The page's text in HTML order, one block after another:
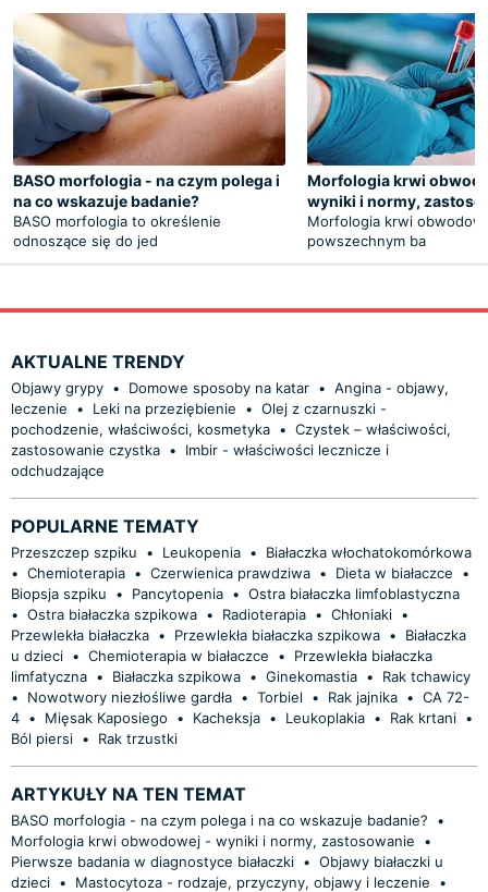
BASO morfologia - na czym polega i
na co wskazuje badanie?
BASO morfologia to określenie
odnoszące się do jed
Morfologia krwi
wyniki i normy,
Morfologia krwi
powszechnym ba
AKTUALNE TRENDY
Objawy grypy • Domowe sposoby na katar • Angina - objawy,
leczenie
• Leki na przeziębienie • Olej z czarnuszki -
pochodzenie, właściwości, kosmetyka • Czystek – właściwości,
zastosowanie czystka •
Imbir - właściwości lecznicze i
odchudzające
POPULARNE TEMATY
Przeszczep szpiku • Leukopenia •
Białaczka włochatokomórkowa
• Chemioterapia • Czerwienica prawdziwa • Dieta w białaczce
•
Biopsja szpiku
• Pancytopenia • Ostra białaczka limfoblastyczna
• Ostra białaczka szpikowa • Radioterapia • Chłoniaki •
Przewlekła białaczka • Przewlekła białaczka szpikowa •
Białaczka
u dzieci • Chemioterapia w białaczce •
Przewlekła białaczka
limfatyczna • Białaczka szpikowa • Ginekomastia •
Rak tchawicy
•
Nowotwory niezłośliwe gardła • Torbiel • Rak jajnika • CA 72-
4 • Mięsak Kaposiego • Kacheksja • Leukoplakia • Rak krtani •
Ból piersi • Rak trzustki
ARTYKUŁY NA TEN TEMAT
BASO morfologia - na czym polega i na co wskazuje badanie?
•
Morfologia krwi obwodowej - wyniki i normy, zastosowanie
•
Pierwsze badania w diagnostyce białaczki • Objawy białaczki u
dzieci • Mastocytoza - rodzaje, przyczyny, objawy i leczenie
•